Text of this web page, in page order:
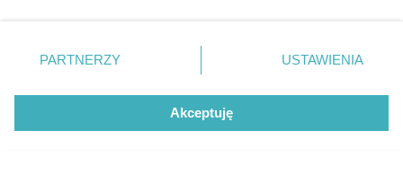
Lynx Optique - 30%, 20%
M.
MAC - 25%
zmienić/wycofać klikając przycisk ustawień prywatności
znajdujący się w lewym dolnym rogu strony
rodzaje przetwarzania danych nie wymagają zgody
użytkownika, ale masz prawo sprzeciwić się takiemu
PARTNERZY USTAWIENIA
Akceptuję